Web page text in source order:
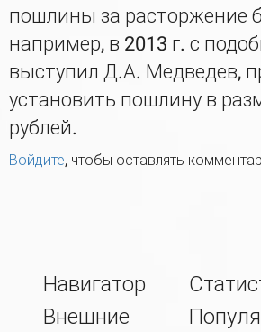
пошлины за расторжение
например, в 2013 г. с
выступил Д.А. Медведев,
установить пошлину в
рублей.
Войдите, чтобы оставлять
Навигатор
Внешние